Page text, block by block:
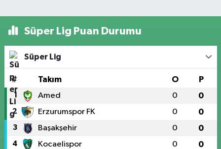
Süper Lig Puan Durumu
Süper Lig
# Takım O P
1 Amed 0 0
2 Erzurumspor FK 0 0
3 Başakşehir 0 0
4 Kocaelispor 0 0